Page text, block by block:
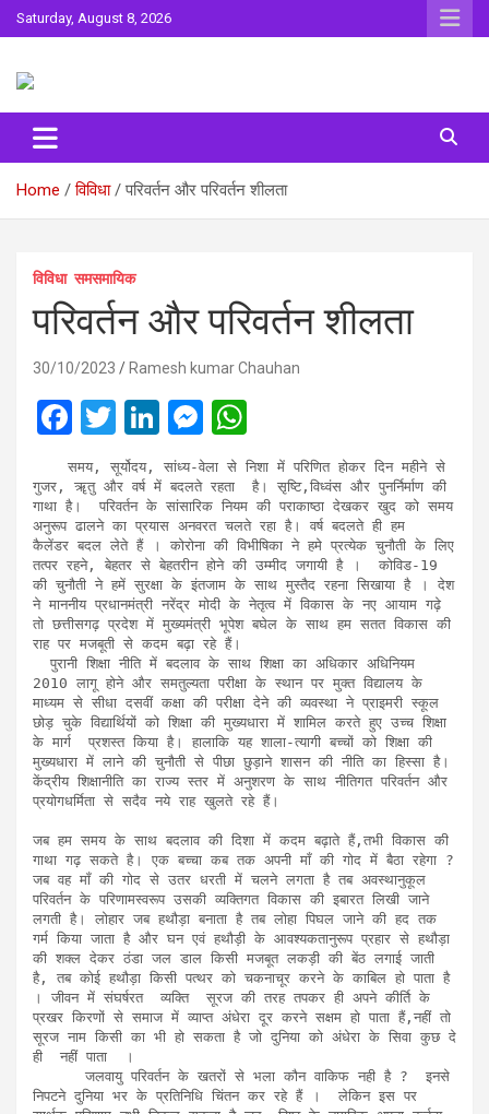
Skip
to
Saturday, August 8, 2026
Surta
Home विविधा परिवर्तन और परिवर्तन शीलता
विविधा समसमायिक
परिवर्तन और परिवर्तन शीलता
30/10/2023 Ramesh kumar Chauhan
F
a
ce
b
o
o
k
T
wi
tt
er
Li
n
ke
dI
n
M
es
se
n
g
er
h
at
s
A
p
p
गुजर, ॠतु और वर्ष में बदलते रहता  है। सृष्टि,विध्वंस और पुनर्निर्माण की
गाथा है।  परिवर्तन के सांसारिक नियम की पराकाष्ठा देखकर खुद को समय
अनुरूप ढालने का प्रयास अनवरत चलते रहा है। वर्ष बदलते ही हम
कैलेंडर बदल लेते हैं । कोरोना की विभीषिका ने हमे प्रत्येक चुनौती के लिए
तत्पर रहने, बेहतर से बेहतरीन होने की उम्मीद जगायी है ।  कोविड-19
की चुनौती ने हमें सुरक्षा के इंतजाम के साथ मुस्तैद रहना सिखाया है । देश
ने माननीय प्रधानमंत्री नरेंद्र मोदी के नेतृत्व में विकास के नए आयाम गढ़े
तो छत्तीसगढ़ प्रदेश में मुख्यमंत्री भूपेश बघेल के साथ हम सतत विकास की
राह पर मजबूती से कदम बढ़ा रहे हैं।
2010 लागू होने और समतुल्यता परीक्षा के स्थान पर मुक्त विद्यालय के
माध्यम से सीधा दसवीं कक्षा की परीक्षा देने की व्यवस्था ने प्राइमरी स्कूल
छोड़ चुके विद्यार्थियों को शिक्षा की मुख्यधारा में शामिल करते हुए उच्च शिक्षा
के मार्ग  प्रशस्त किया है। हालाकि यह शाला-त्यागी बच्चों को शिक्षा की
मुख्यधारा में लाने की चुनौती से पीछा छुड़ाने शासन की नीति का हिस्सा है।
केंद्रीय शिक्षानीति का राज्य स्तर में अनुशरण के साथ नीतिगत परिवर्तन और
प्रयोगधर्मिता से सदैव नये राह खुलते रहे हैं।
जब हम समय के साथ बदलाव की दिशा में कदम बढ़ाते हैं,तभी विकास की
गाथा गढ़ सकते है। एक बच्चा कब तक अपनी माँ की गोद में बैठा रहेगा ?
जब वह मॉं की गोद से उतर धरती में चलने लगता है तब अवस्थानुकूल
परिवर्तन के परिणामस्वरूप उसकी व्यक्तिगत विकास की इबारत लिखी जाने
लगती है। लोहार जब हथौड़ा बनाता है तब लोहा पिघल जाने की हद तक
गर्म किया जाता है और घन एवं हथौड़ी के आवश्यकतानुरूप प्रहार से हथौड़ा
की शक्ल देकर ठंडा जल डाल किसी मजबूत लकड़ी की बेंठ लगाई जाती
है, तब कोई हथौड़ा किसी पत्थर को चकनाचूर करने के काबिल हो पाता है
। जीवन में संघर्षरत  व्यक्ति  सूरज की तरह तपकर ही अपने कीर्ति के
प्रखर किरणों से समाज में व्याप्त अंधेरा दूर करने सक्षम हो पाता हैं,नहीं तो
सूरज नाम किसी का भी हो सकता है जो दुनिया को अंधेरा के सिवा कुछ दे
ही  नहीं पाता  ।
निपटने दुनिया भर के प्रतिनिधि चिंतन कर रहे हैं ।  लेकिन इस पर